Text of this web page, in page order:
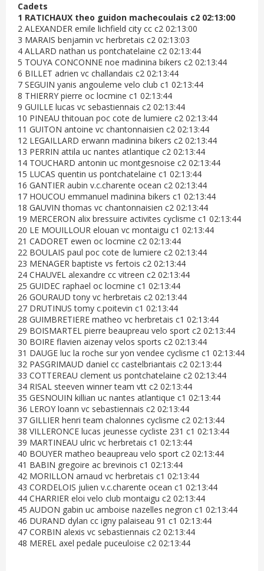
Cadets
1 RATICHAUX theo guidon machecoulais c2 02:13:00
2 ALEXANDER emile lichfield city cc c2 02:13:00
3 MARAIS benjamin vc herbretais c2 02:13:03
4 ALLARD nathan us pontchatelaine c2 02:13:44
5 TOUYA CONCONNE noe madinina bikers c2 02:13:44
6 BILLET adrien vc challandais c2 02:13:44
7 SEGUIN yanis angouleme velo club c1 02:13:44
8 THIERRY pierre oc locmine c1 02:13:44
9 GUILLE lucas vc sebastiennais c2 02:13:44
10 PINEAU thitouan poc cote de lumiere c2 02:13:44
11 GUITON antoine vc chantonnaisien c2 02:13:44
12 LEGAILLARD erwann madinina bikers c2 02:13:44
13 PERRIN attila uc nantes atlantique c2 02:13:44
14 TOUCHARD antonin uc montgesnoise c2 02:13:44
15 LUCAS quentin us pontchatelaine c1 02:13:44
16 GANTIER aubin v.c.charente ocean c2 02:13:44
17 HOUCOU emmanuel madinina bikers c1 02:13:44
18 GAUVIN thomas vc chantonnaisien c2 02:13:44
19 MERCERON alix bressuire activites cyclisme c1 02:13:44
20 LE MOUILLOUR elouan vc montaigu c1 02:13:44
21 CADORET ewen oc locmine c2 02:13:44
22 BOULAIS paul poc cote de lumiere c2 02:13:44
23 MENAGER baptiste vs fertois c2 02:13:44
24 CHAUVEL alexandre cc vitreen c2 02:13:44
25 GUIDEC raphael oc locmine c1 02:13:44
26 GOURAUD tony vc herbretais c2 02:13:44
27 DRUTINUS tomy c.poitevin c1 02:13:44
28 GUIMBRETIERE matheo vc herbretais c1 02:13:44
29 BOISMARTEL pierre beaupreau velo sport c2 02:13:44
30 BOIRE flavien aizenay velos sports c2 02:13:44
31 DAUGE luc la roche sur yon vendee cyclisme c1 02:13:44
32 PASGRIMAUD daniel cc castelbriantais c2 02:13:44
33 COTTEREAU clement us pontchatelaine c2 02:13:44
34 RISAL steeven winner team vtt c2 02:13:44
35 GESNOUIN killian uc nantes atlantique c1 02:13:44
36 LEROY loann vc sebastiennais c2 02:13:44
37 GILLIER henri team chalonnes cyclisme c2 02:13:44
38 VILLERONCE lucas jeunesse cycliste 231 c1 02:13:44
39 MARTINEAU ulric vc herbretais c1 02:13:44
40 BOUYER matheo beaupreau velo sport c2 02:13:44
41 BABIN gregoire ac brevinois c1 02:13:44
42 MORILLON arnaud vc herbretais c1 02:13:44
43 CORDELOIS julien v.c.charente ocean c1 02:13:44
44 CHARRIER eloi velo club montaigu c2 02:13:44
45 AUDON gabin uc amboise nazelles negron c1 02:13:44
46 DURAND dylan cc igny palaiseau 91 c1 02:13:44
47 CORBIN alexis vc sebastiennais c2 02:13:44
48 MEREL axel pedale puceuloise c2 02:13:44